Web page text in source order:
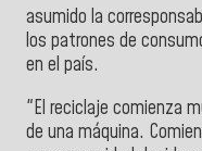
asumido la
los patrones de
en el país.
"El reciclaje comienza
de una máquina.